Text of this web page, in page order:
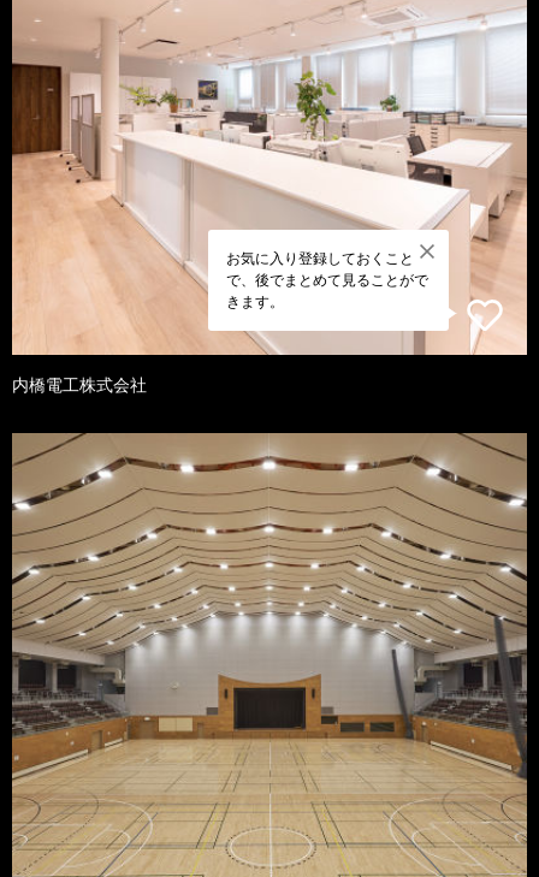
お気に入り登録しておくこと
で、後でまとめて見ることがで
きます。
内橋電工株式会社